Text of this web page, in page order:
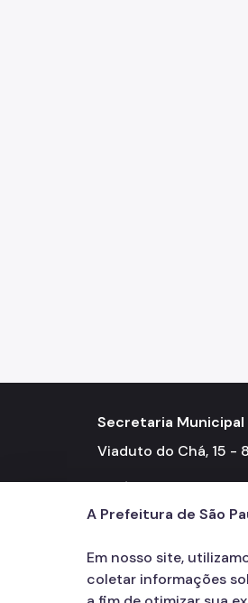
Secretaria
Viaduto do Chá, 15 -
Edifício Matarazzo -
A Prefeitura de São
Em nosso site,
coletar informações